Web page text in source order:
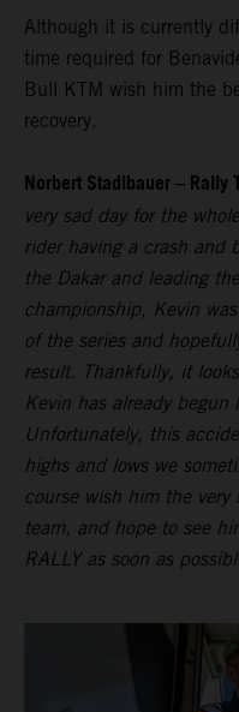
Although it is currently
time required for
Bull KTM wish him the
recovery.
Norbert Stadlbauer – Rally
very sad day for the
rider having a crash and
the Dakar and leading
championship, Kevin
of the series and
result. Thankfully, it
Kevin has already begun
Unfortunately, this
highs and lows we
course wish him the
team, and hope to see
RALLY as soon as